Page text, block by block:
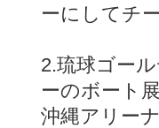
ーにしてチ
2.琉球ゴー
ーのボート
沖縄アリー